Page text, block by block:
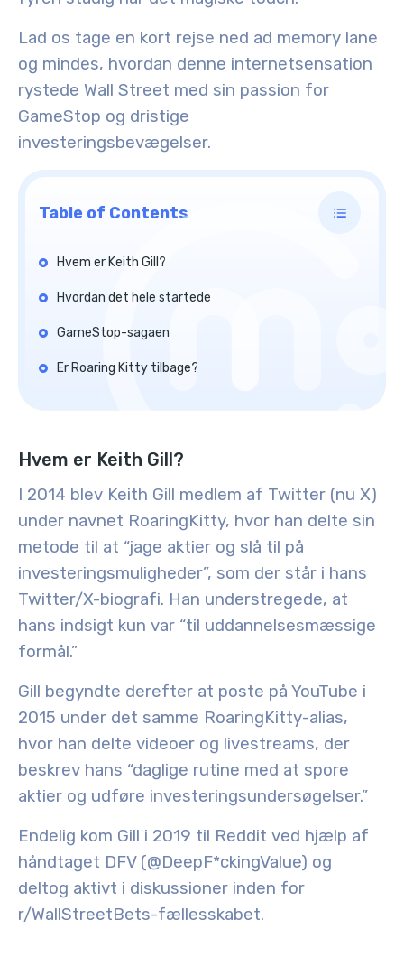
Lad os tage en kort rejse ned ad memory lane
og mindes, hvordan denne internetsensation
rystede Wall Street med sin passion for
GameStop og dristige
investeringsbevægelser.
Table of Contents
Hvem er Keith Gill?
Hvordan det hele startede
GameStop-sagaen
Er Roaring Kitty tilbage?
Hvem er Keith Gill?
I 2014 blev Keith Gill medlem af Twitter (nu X)
under navnet RoaringKitty, hvor han delte sin
metode til at “jage aktier og slå til på
investeringsmuligheder”, som der står i hans
Twitter/X-biografi. Han understregede, at
hans indsigt kun var “til uddannelsesmæssige
formål.”
Gill begyndte derefter at poste på YouTube i
2015 under det samme RoaringKitty-alias,
hvor han delte videoer og livestreams, der
beskrev hans “daglige rutine med at spore
aktier og udføre investeringsundersøgelser.”
Endelig kom Gill i 2019 til Reddit ved hjælp af
håndtaget DFV (@DeepF*ckingValue) og
deltog aktivt i diskussioner inden for
r/WallStreetBets-fællesskabet.